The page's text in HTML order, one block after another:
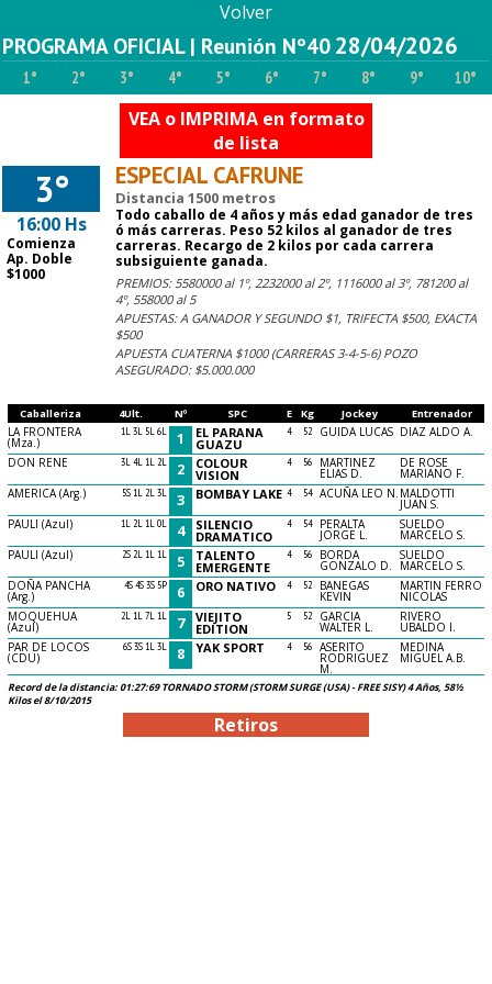
Volver
PROGRAMA OFICIAL | Reunión Nº40 28/04/2026
1° 2° 3° 4° 5° 6° 7° 8° 9° 10°
VEA o IMPRIMA en formato
de lista
3°
16:00 Hs
Comienza
Ap. Doble
$1000
ESPECIAL CAFRUNE
Distancia 1500 metros
Todo caballo de 4 años y más edad ganador de tres
ó más carreras. Peso 52 kilos al ganador de tres
carreras. Recargo de 2 kilos por cada carrera
subsiguiente ganada.
PREMIOS: 5580000 al 1º, 2232000 al 2º, 1116000 al 3º, 781200 al
4º, 558000 al 5
APUESTAS: A GANADOR Y SEGUNDO $1, TRIFECTA $500, EXACTA
$500
APUESTA CUATERNA $1000 (CARRERAS 3-4-5-6) POZO
ASEGURADO: $5.000.000
Caballeriza 4Ult. Nº SPC E Kg Jockey Entrenador
LA FRONTERA
(Mza.)
1L 3L 5L 6L 1 EL PARANA
GUAZU
4 52 GUIDA LUCAS DIAZ ALDO A.
DON RENE
3L 4L 1L 2L 2 COLOUR
VISION
4 56 MARTINEZ
ELIAS D.
DE ROSE
MARIANO F.
AMERICA (Arg.)
5S 1L 2L 3L 3 BOMBAY LAKE 4 54 ACUÑA LEO N. MALDOTTI
JUAN S.
PAULI (Azul)
1L 2L 1L 0L 4 SILENCIO
DRAMATICO
4 54 PERALTA
JORGE L.
SUELDO
MARCELO S.
PAULI (Azul)
2S 2L 1L 1L 5 TALENTO
EMERGENTE
4 56 BORDA
GONZALO D.
SUELDO
MARCELO S.
DOÑA PANCHA
(Arg.)
4S 4S 3S 5P 6 ORO NATIVO 4 52 BANEGAS
KEVIN
MARTIN FERRO
NICOLAS
MOQUEHUA
(Azul)
2L 1L 7L 1L 7 VIEJITO
EDITION
5 52 GARCIA
WALTER L.
RIVERO
UBALDO I.
PAR DE LOCOS
(CDU)
6S 3S 1L 3L 8 YAK SPORT 4 56 ASERITO
RODRIGUEZ
M.
MEDINA
MIGUEL A.B.
Record de la distancia: 01:27:69 TORNADO STORM (STORM SURGE (USA) - FREE SISY) 4 Años, 58½
Kilos el 8/10/2015
Retiros